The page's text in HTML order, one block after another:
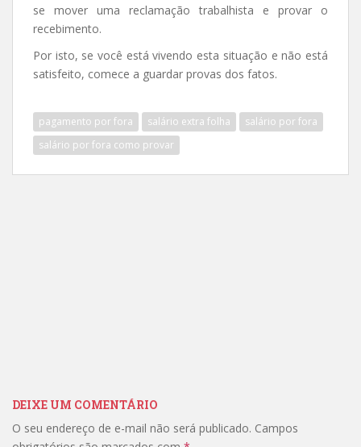
se mover uma reclamação trabalhista e provar o
recebimento.
Por isto, se você está vivendo esta situação e não está
satisfeito, comece a guardar provas dos fatos.
pagamento por fora salário extra folha
salário por fora
salário por fora como provar
DEIXE UM COMENTÁRIO
O seu endereço de e-mail não será publicado. Campos